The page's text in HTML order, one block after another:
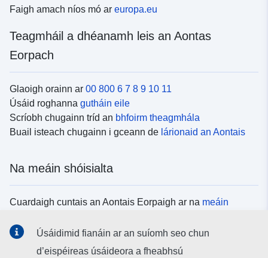
Faigh amach níos mó ar europa.eu
Teagmháil a dhéanamh leis an Aontas
Eorpach
Glaoigh orainn ar 00 800 6 7 8 9 10 11
Úsáid roghanna gutháin eile
Scríobh chugainn tríd an bhfoirm theagmhála
Buail isteach chugainn i gceann de lárionaid an Aontais
Na meáin shóisialta
Cuardaigh cuntais an Aontais Eorpaigh ar na meáin
Úsáidimid fianáin ar an suíomh seo chun
d’eispéireas úsáideora a fheabhsú